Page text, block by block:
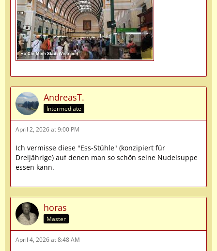
AndreasT.
Intermediate
April 2, 2026 at 9:00 PM
Ich vermisse diese "Ess-Stühle" (konzipiert für
Dreijährige) auf denen man so schön seine Nudelsuppe
essen kann.
horas
Master
April 4, 2026 at 8:48 AM